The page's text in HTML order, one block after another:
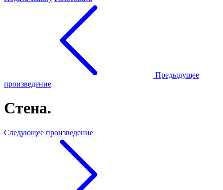
Предыдущее
произведение
Стена.
Следующее произведение